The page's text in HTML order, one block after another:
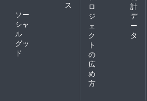
ス
ソー
シャ
ル
グッ
ド
ロ
ジ
ェ
ク
ト
の
広
め
方
計
デ
ー
タ